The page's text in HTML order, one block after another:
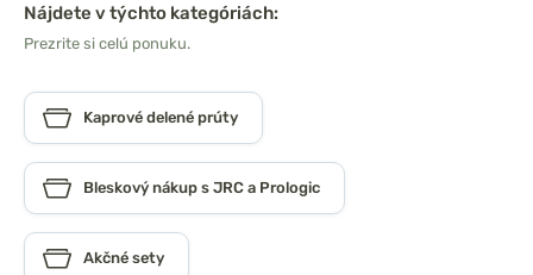
Nájdete v týchto kategóriách:
Prezrite si celú ponuku.
Kaprové delené prúty
Bleskový nákup s JRC a Prologic
Akčné sety